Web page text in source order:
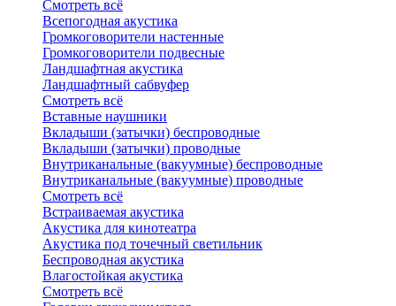
Смотреть всё
Всепогодная акустика
Громкоговорители настенные
Громкоговорители подвесные
Ландшафтная акустика
Ландшафтный сабвуфер
Смотреть всё
Вставные наушники
Вкладыши (затычки) беспроводные
Вкладыши (затычки) проводные
Внутриканальные (вакуумные) беспроводные
Внутриканальные (вакуумные) проводные
Смотреть всё
Встраиваемая акустика
Акустика для кинотеатра
Акустика под точечный светильник
Беспроводная акустика
Влагостойкая акустика
Смотреть всё